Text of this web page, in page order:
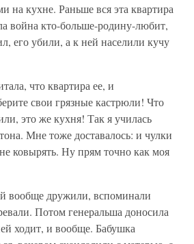
на кухне. Раньше вся эта квартира
война кто-больше-родину-любит,
его убили, а к ней населили кучу
что квартира ее, и
свои грязные кастрюли! Что
это же кухня! Так я училась
Мне тоже доставалось: и чулки
ковырять. Ну прям точно как моя
вообще дружили, вспоминали
Потом генеральша доносила
ходит, и вообще. Бабушка